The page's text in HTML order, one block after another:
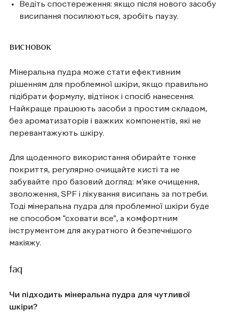
Ведіть спостереження: якщо після нового засобу
висипання посилюються, зробіть паузу.
висновок
Мінеральна пудра може стати ефективним
рішенням для проблемної шкіри, якщо правильно
підібрати формулу, відтінок і спосіб нанесення.
Найкраще працюють засоби з простим складом,
без ароматизаторів і важких компонентів, які не
перевантажують шкіру.
Для щоденного використання обирайте тонке
покриття, регулярно очищайте кисті та не
забувайте про базовий догляд: м’яке очищення,
зволоження, SPF і лікування висипань за потреби.
Тоді мінеральна пудра для проблемної шкіри буде
не способом “сховати все”, а комфортним
інструментом для акуратного й безпечнішого
макіяжу.
faq
Чи підходить мінеральна пудра для чутливої
шкіри?